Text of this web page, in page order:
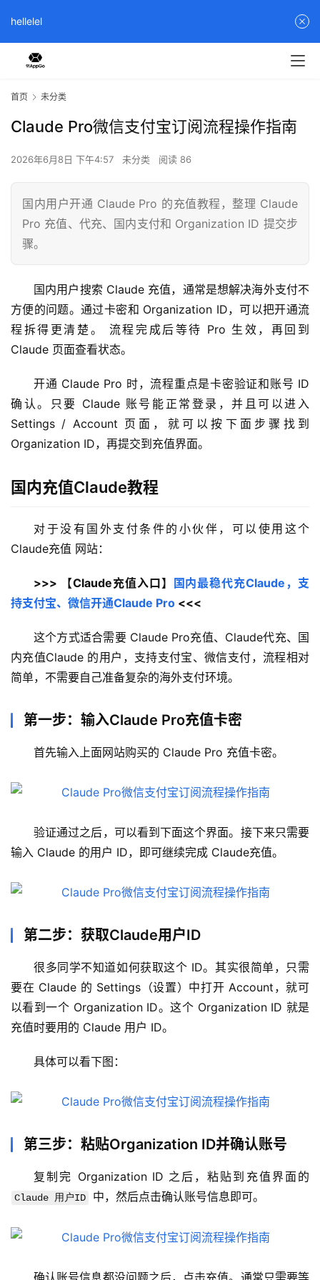
M
首页 未分类
Claude Pro微信支付宝订阅流程操作指南
2026年6月8日 下午4:57 未分类 阅读 86
国内用户开通 Claude Pro 的充值教程，整理 Claude
Pro 充值、代充、国内支付和 Organization ID 提交步
骤。
国内用户搜索 Claude 充值，通常是想解决海外支付不
方便的问题。通过卡密和 Organization ID，可以把开通流
程拆得更清楚。 流程完成后等待 Pro 生效，再回到
Claude 页面查看状态。
开通 Claude Pro 时，流程重点是卡密验证和账号 ID
确认。只要 Claude 账号能正常登录，并且可以进入
Settings / Account 页面，就可以按下面步骤找到
Organization ID，再提交到充值界面。
国内充值Claude教程
对于没有国外支付条件的小伙伴，可以使用这个
Claude充值 网站：
>>> 【Claude充值入口】
国内最稳代充Claude，支
持支付宝、微信开通Claude Pro <<<
这个方式适合需要 Claude Pro充值、Claude代充、国
内充值Claude 的用户，支持支付宝、微信支付，流程相对
简单，不需要自己准备复杂的海外支付环境。
第一步：输入Claude Pro充值卡密
首先输入上面网站购买的 Claude Pro 充值卡密。
验证通过之后，可以看到下面这个界面。接下来只需要
输入 Claude 的用户 ID，即可继续完成 Claude充值。
第二步：获取Claude用户ID
很多同学不知道如何获取这个 ID。其实很简单，只需
要在 Claude 的 Settings（设置）中打开 Account，就可
以看到一个 Organization ID。这个 Organization ID 就是
充值时要用的 Claude 用户 ID。
具体可以看下图：
第三步：粘贴Organization ID并确认账号
Claude 用户ID 中，然后点击确认账号信息即可。
hellelel